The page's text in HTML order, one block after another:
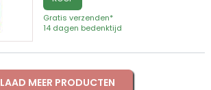
Gratis verzenden*
14 dagen bedenktijd
LAAD MEER PRODUCTEN